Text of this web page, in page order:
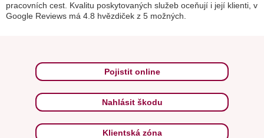
pracovních cest. Kvalitu poskytovaných služeb oceňují i její klienti, v
Google Reviews má 4.8 hvězdiček z 5 možných.
Pojistit online
Nahlásit škodu
Klientská zóna